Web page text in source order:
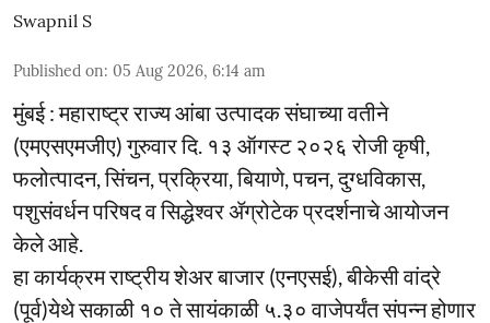
Swapnil S
Published on: 05 Aug 2026, 6:14 am
मुंबई : महाराष्ट्र राज्य आंबा उत्पादक संघाच्या वतीने
(एमएसएमजीए) गुरुवार दि. १३ ऑगस्ट २०२६ रोजी कृषी,
फलोत्पादन, सिंचन, प्रक्रिया, बियाणे, पचन, दुग्धविकास,
पशुसंवर्धन परिषद व सिद्धेश्वर ॲग्रोटेक प्रदर्शनाचे आयोजन
केले आहे.
हा कार्यक्रम राष्ट्रीय शेअर बाजार (एनएसई), बीकेसी वांद्रे
(पूर्व)येथे सकाळी १० ते सायंकाळी ५.३० वाजेपर्यंत संपन्न होणार